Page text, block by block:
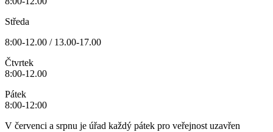
Středa
8:00-12.00 / 13.00-17.00
Čtvrtek
8:00-12.00
Pátek
8:00-12:00
V červenci a srpnu je úřad každý pátek pro veřejnost uzavřen